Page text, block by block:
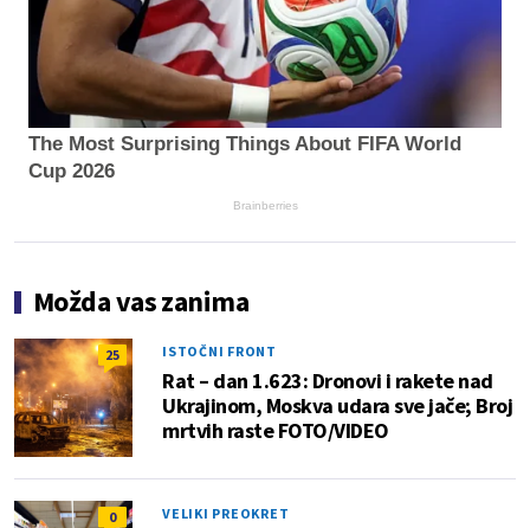
The Most Surprising Things About FIFA World
Cup 2026
Brainberries
Možda vas zanima
25 ISTOČNI FRONT
Rat – dan 1.623: Dronovi i rakete nad
Ukrajinom, Moskva udara sve jače; Broj
mrtvih raste FOTO/VIDEO
0 VELIKI PREOKRET